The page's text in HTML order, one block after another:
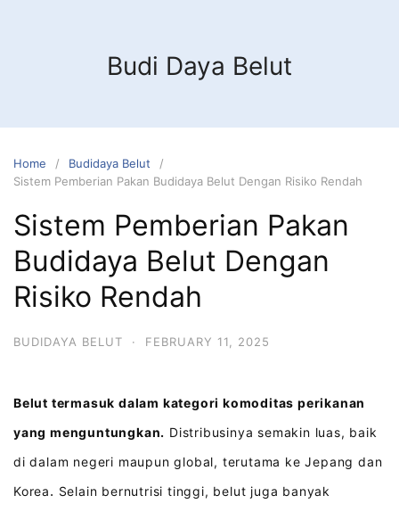
Budi Daya Belut
Home
Budidaya Belut
Sistem Pemberian Pakan Budidaya Belut Dengan Risiko Rendah
Sistem Pemberian Pakan
Budidaya Belut Dengan
Risiko Rendah
BUDIDAYA BELUT · FEBRUARY 11, 2025
Belut termasuk dalam kategori komoditas perikanan
yang menguntungkan. Distribusinya semakin luas, baik
di dalam negeri maupun global, terutama ke Jepang dan
Korea. Selain bernutrisi tinggi, belut juga banyak